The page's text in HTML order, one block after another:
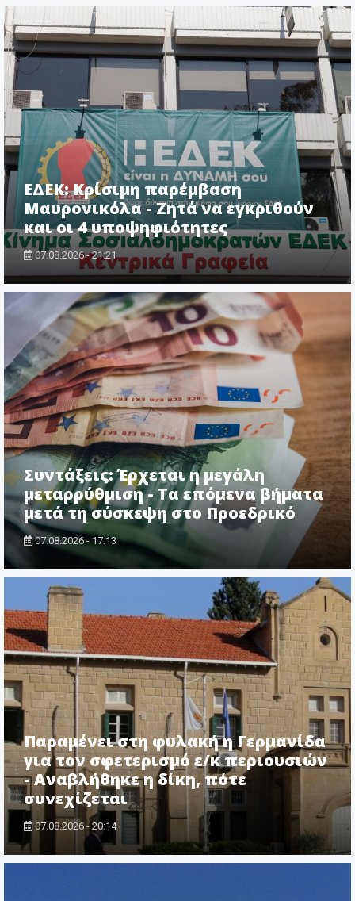
ΕΔΕΚ: Κρίσιμη παρέμβαση
Μαυρονικόλα - Ζητά να εγκριθούν
και οι 4 υποψηφιότητες
07.08.2026 - 21:21
Συντάξεις: Έρχεται η μεγάλη
μεταρρύθμιση - Τα επόμενα βήματα
μετά τη σύσκεψη στο Προεδρικό
07.08.2026 - 17:13
Παραμένει στη φυλακή η Γερμανίδα
για τον σφετερισμό ε/κ περιουσιών
- Αναβλήθηκε η δίκη, πότε
συνεχίζεται
07.08.2026 - 20:14